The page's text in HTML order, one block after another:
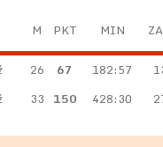
M PKT MIN
26 67 182:57
33 150 428:30